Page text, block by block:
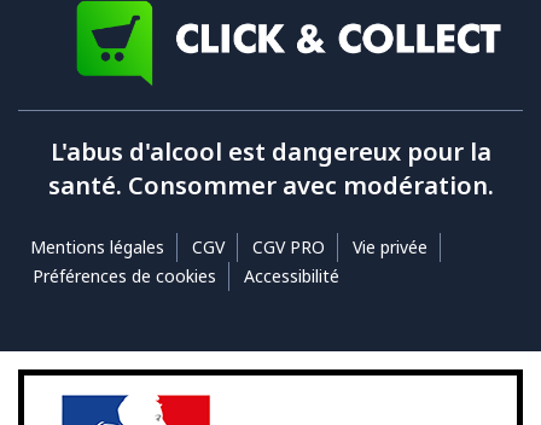
L'abus d'alcool est dangereux pour la
santé. Consommer avec modération.
Mentions légales CGV CGV PRO
Vie privée
Préférences de cookies
Accessibilité